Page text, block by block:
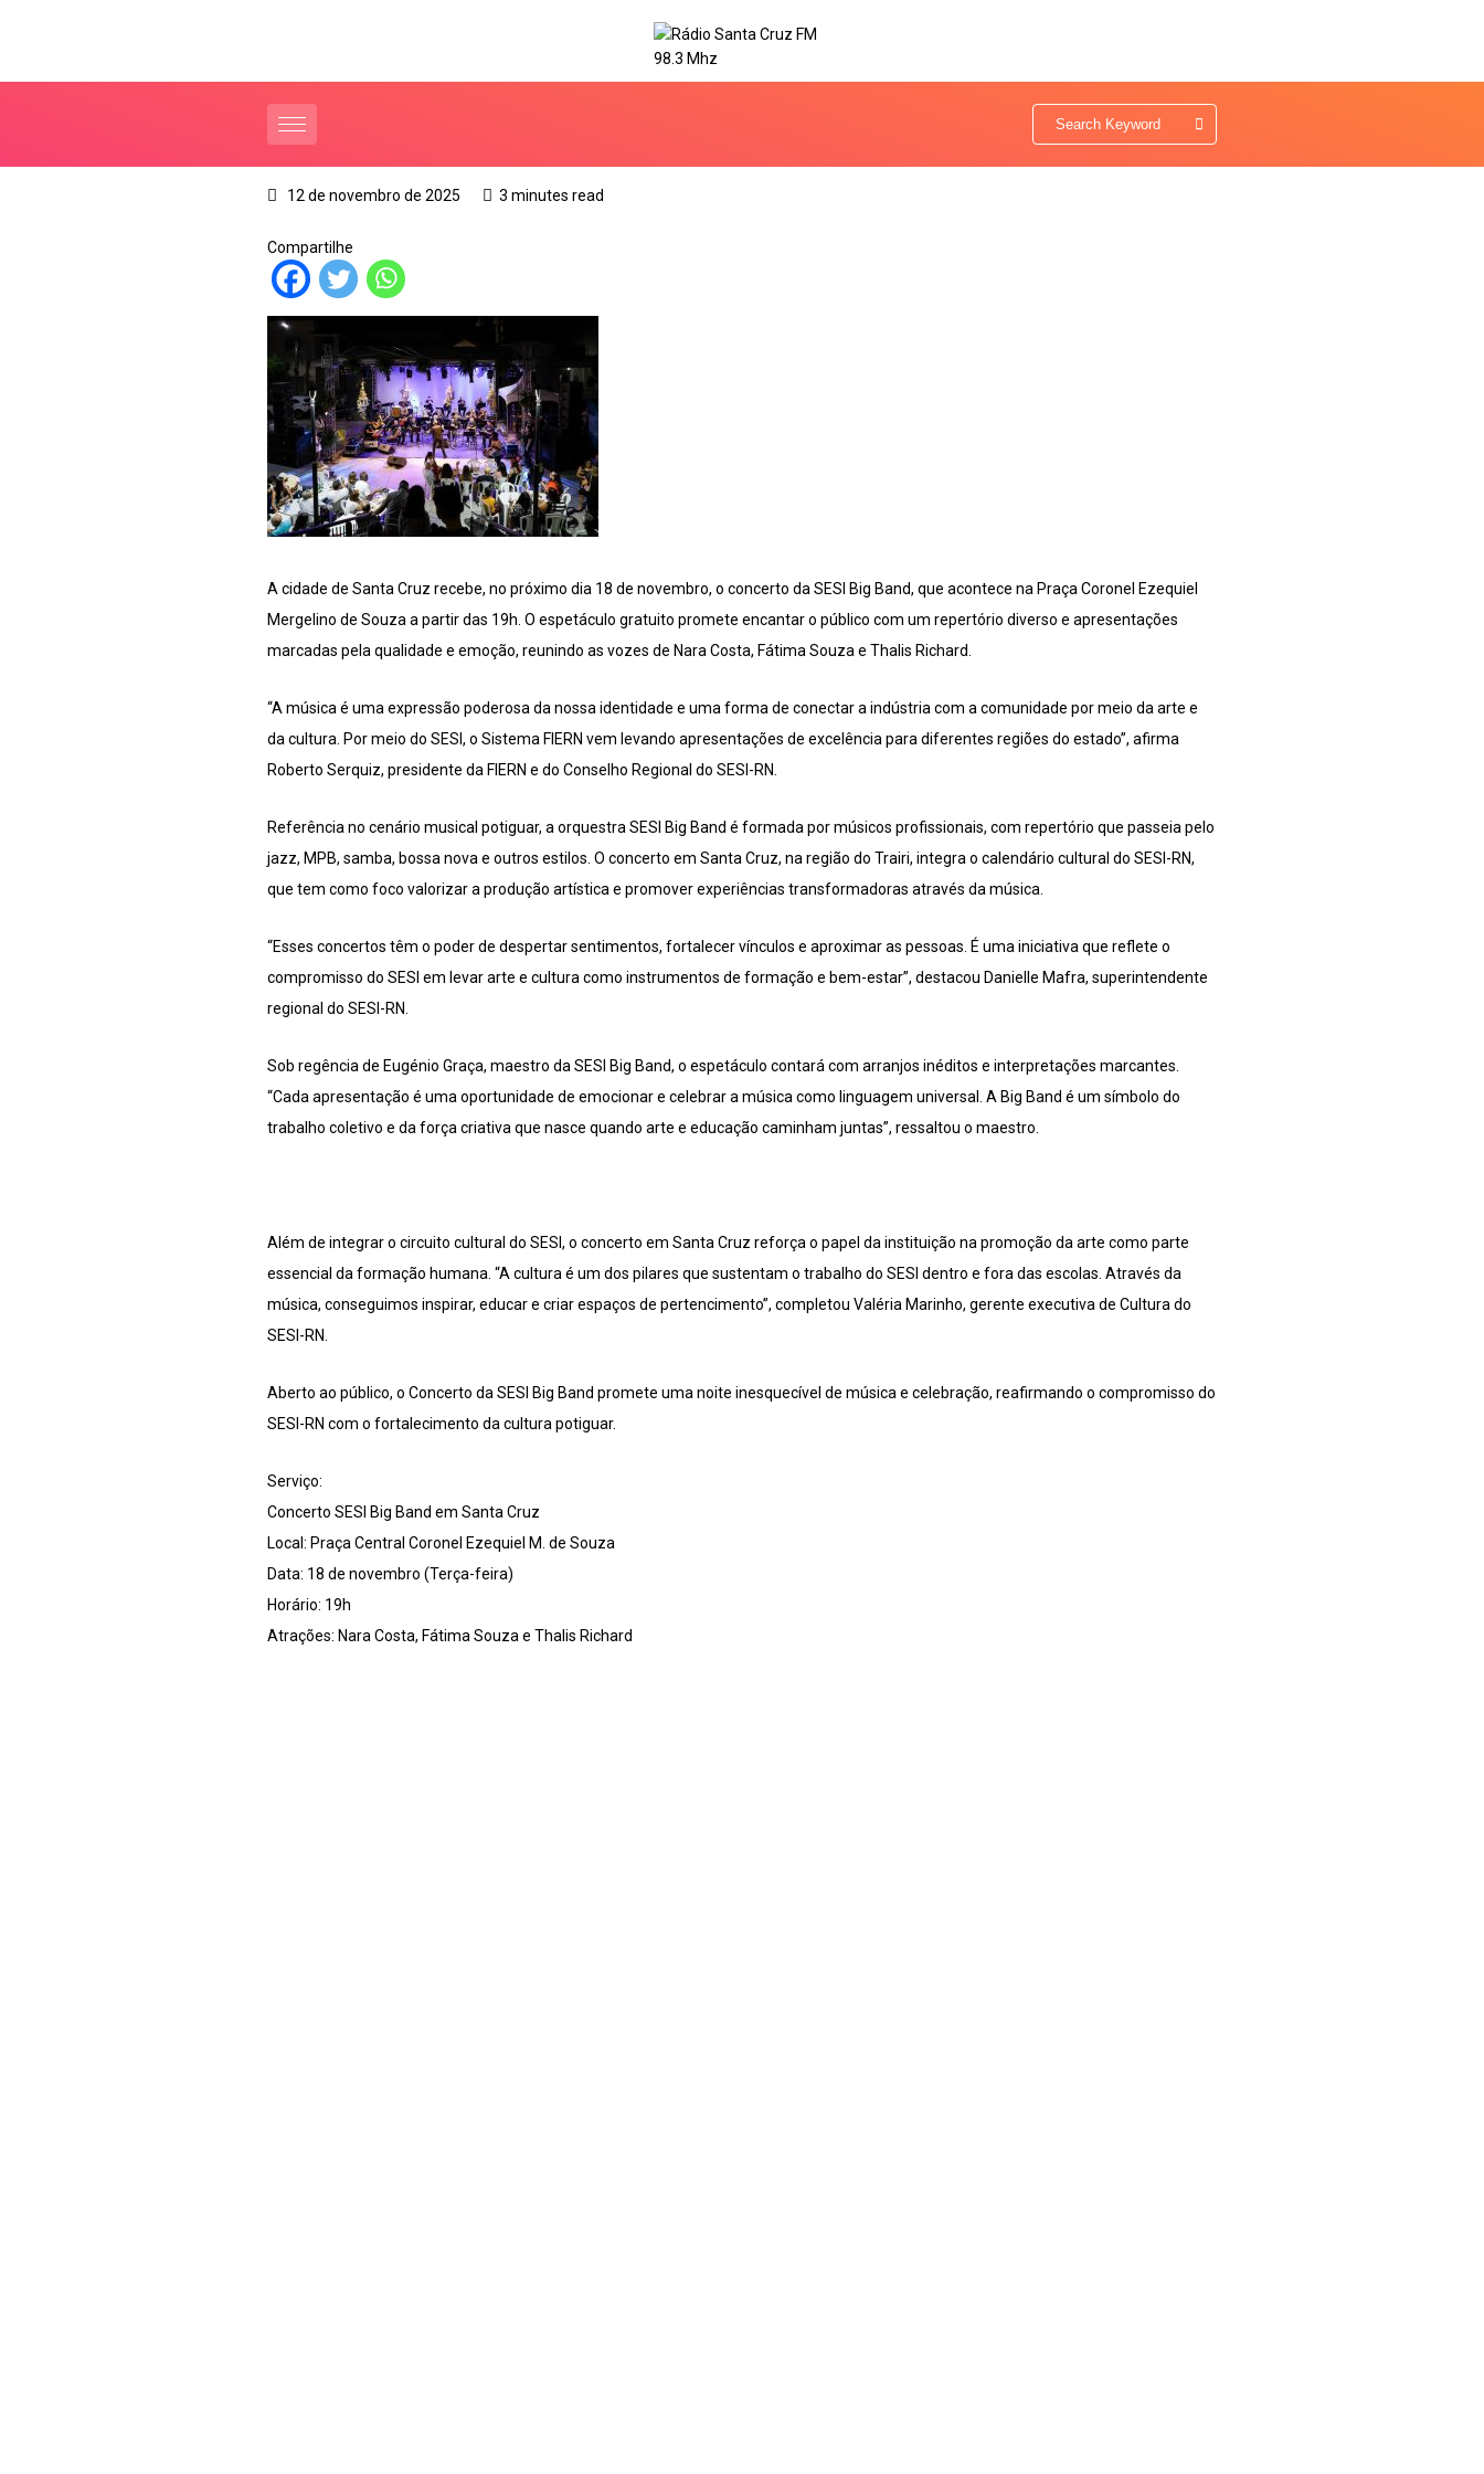
12 de novembro de 2025 3 minutes read
Compartilhe
A cidade de Santa Cruz recebe, no próximo dia 18 de novembro, o concerto da SESI Big Band, que acontece na Praça Coronel Ezequiel
Mergelino de Souza a partir das 19h. O espetáculo gratuito promete encantar o público com um repertório diverso e apresentações
marcadas pela qualidade e emoção, reunindo as vozes de Nara Costa, Fátima Souza e Thalis Richard.
“A música é uma expressão poderosa da nossa identidade e uma forma de conectar a indústria com a comunidade por meio da arte e
da cultura. Por meio do SESI, o Sistema FIERN vem levando apresentações de excelência para diferentes regiões do estado”, afirma
Roberto Serquiz, presidente da FIERN e do Conselho Regional do SESI-RN.
Referência no cenário musical potiguar, a orquestra SESI Big Band é formada por músicos profissionais, com repertório que passeia pelo
jazz, MPB, samba, bossa nova e outros estilos. O concerto em Santa Cruz, na região do Trairi, integra o calendário cultural do SESI-RN,
que tem como foco valorizar a produção artística e promover experiências transformadoras através da música.
“Esses concertos têm o poder de despertar sentimentos, fortalecer vínculos e aproximar as pessoas. É uma iniciativa que reflete o
compromisso do SESI em levar arte e cultura como instrumentos de formação e bem-estar”, destacou Danielle Mafra, superintendente
regional do SESI-RN.
Sob regência de Eugénio Graça, maestro da SESI Big Band, o espetáculo contará com arranjos inéditos e interpretações marcantes.
“Cada apresentação é uma oportunidade de emocionar e celebrar a música como linguagem universal. A Big Band é um símbolo do
trabalho coletivo e da força criativa que nasce quando arte e educação caminham juntas”, ressaltou o maestro.
Além de integrar o circuito cultural do SESI, o concerto em Santa Cruz reforça o papel da instituição na promoção da arte como parte
essencial da formação humana. “A cultura é um dos pilares que sustentam o trabalho do SESI dentro e fora das escolas. Através da
música, conseguimos inspirar, educar e criar espaços de pertencimento”, completou Valéria Marinho, gerente executiva de Cultura do
SESI-RN.
Aberto ao público, o Concerto da SESI Big Band promete uma noite inesquecível de música e celebração, reafirmando o compromisso do
SESI-RN com o fortalecimento da cultura potiguar.
Serviço:
Concerto SESI Big Band em Santa Cruz
Local: Praça Central Coronel Ezequiel M. de Souza
Data: 18 de novembro (Terça-feira)
Horário: 19h
Atrações: Nara Costa, Fátima Souza e Thalis Richard